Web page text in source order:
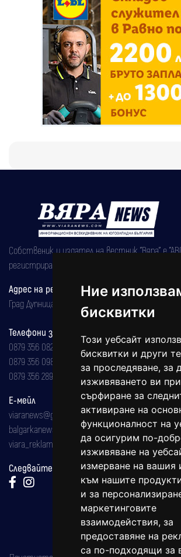
Ние
бисквитки
Този уебсайт
бисквитки и други
за проследяване, за
изживяването ви при
сърфиране за
активиране на
функционалност на
да осигурим по-
изживяване на
измерване на вашия
към нашите
и за
маркетинговите
взаимодействия, за
предоставяне на
са по-подходящи за
Собственик и издател на вестник "Вяра" е
регистрирана на 08.05.2002 година.
Адрес на редакцията
Град Дупница, ул.''Христо Ботев" 43
Телефони за реклама и абонаменти
0879 356 082
0879 356 098
0879 356 289
Е-мейл
viaranews@gmail.com
balgarkanews@gmail.com
viara_reklama@mail.bg
Следвайте ни: